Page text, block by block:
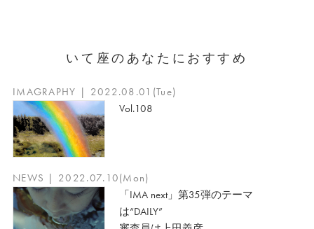
いて座のあなたにおすすめ
IMAGRAPHY | 2022.08.01(Tue)
Vol.108
NEWS | 2022.07.10(Mon)
「IMA next」第35弾のテーマ
は“DAILY”